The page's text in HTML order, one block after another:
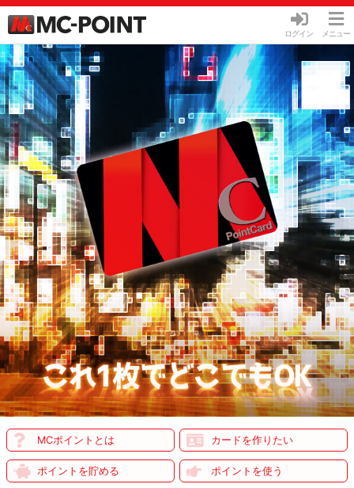
ログイン メニュー
MCポイントとは カードを作りたい
ポイントを貯める ポイントを使う